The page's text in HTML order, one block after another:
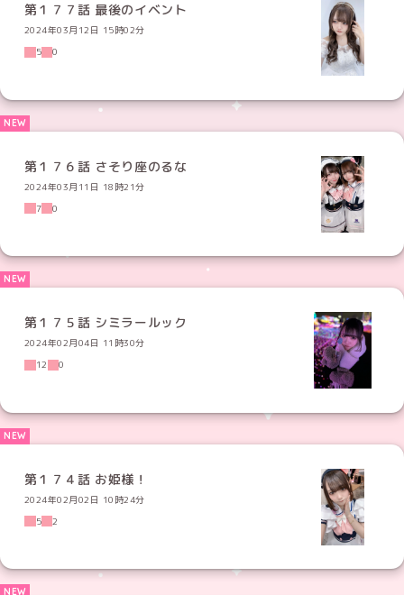
第１７７話 最後のイベント
2024年03月12日 15時02分
5
0
第１７６話 さそり座のるな
2024年03月11日 18時21分
7
0
第１７５話 シミラールック
2024年02月04日 11時30分
12
0
第１７４話 お姫様！
2024年02月02日 10時24分
5
2